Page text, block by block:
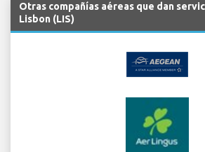
Otras compañías aéreas que dan
Lisbon (LIS)